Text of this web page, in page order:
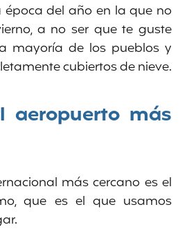
época del año en la que no
a no ser que te guste
mayoría de los pueblos y
cubiertos de nieve.
aeropuerto más
más cercano es el
que es el que usamos